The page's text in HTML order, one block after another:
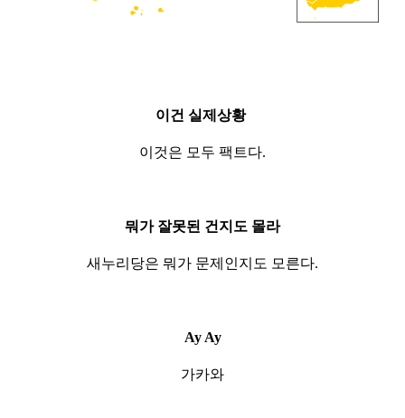
이건 실제상황
이것은 모두 팩트다.
뭐가 잘못된 건지도 몰라
새누리당은 뭐가 문제인지도 모른다.
Ay Ay
가카와